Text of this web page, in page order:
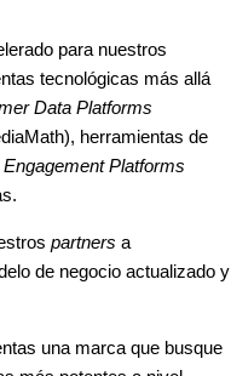
para nuestros
tecnológicas más allá
Data Platforms
herramientas de
Platforms
partners a
de negocio actualizado y
una marca que busque